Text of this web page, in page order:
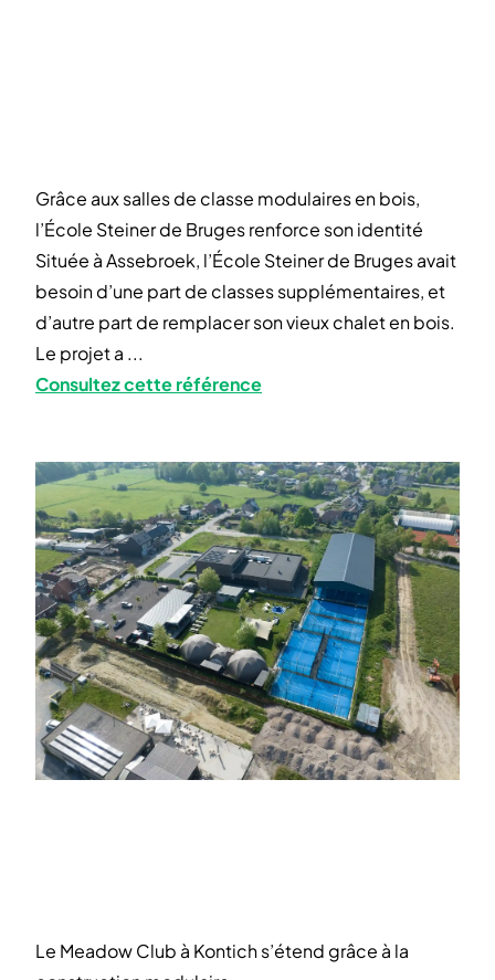
Grâce aux salles de classe modulaires en bois,
l’École Steiner de Bruges renforce son identité
Située à Assebroek, l’École Steiner de Bruges avait
besoin d’une part de classes supplémentaires, et
d’autre part de remplacer son vieux chalet en bois.
Le projet a ...
Consultez cette référence
Le Meadow Club à Kontich s’étend grâce à la